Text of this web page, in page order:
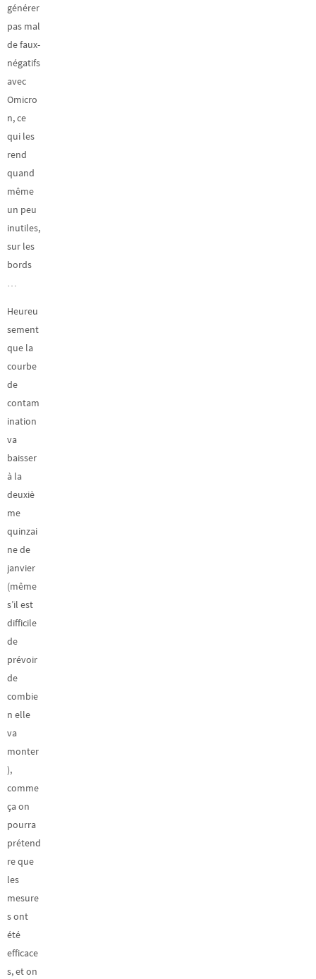
générer
pas mal
de faux-
négatifs
avec
Omicro
n, ce
qui les
rend
quand
même
un peu
inutiles,
sur les
bords
…
Heureu
sement
que la
courbe
de
contam
ination
va
baisser
à la
deuxiè
me
quinzai
ne de
janvier
(même
s’il est
difficile
de
prévoir
de
combie
n elle
va
monter
),
comme
ça on
pourra
prétend
re que
les
mesure
s ont
été
efficace
s, et on